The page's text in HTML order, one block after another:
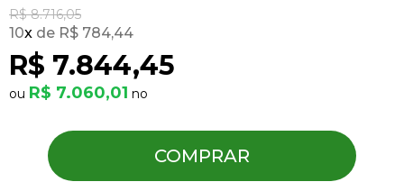
R$ 8.716,05
R$ 7.844,45
10x R$ 784,44
R$ 7.060,01
COMPRAR
OFERTAS